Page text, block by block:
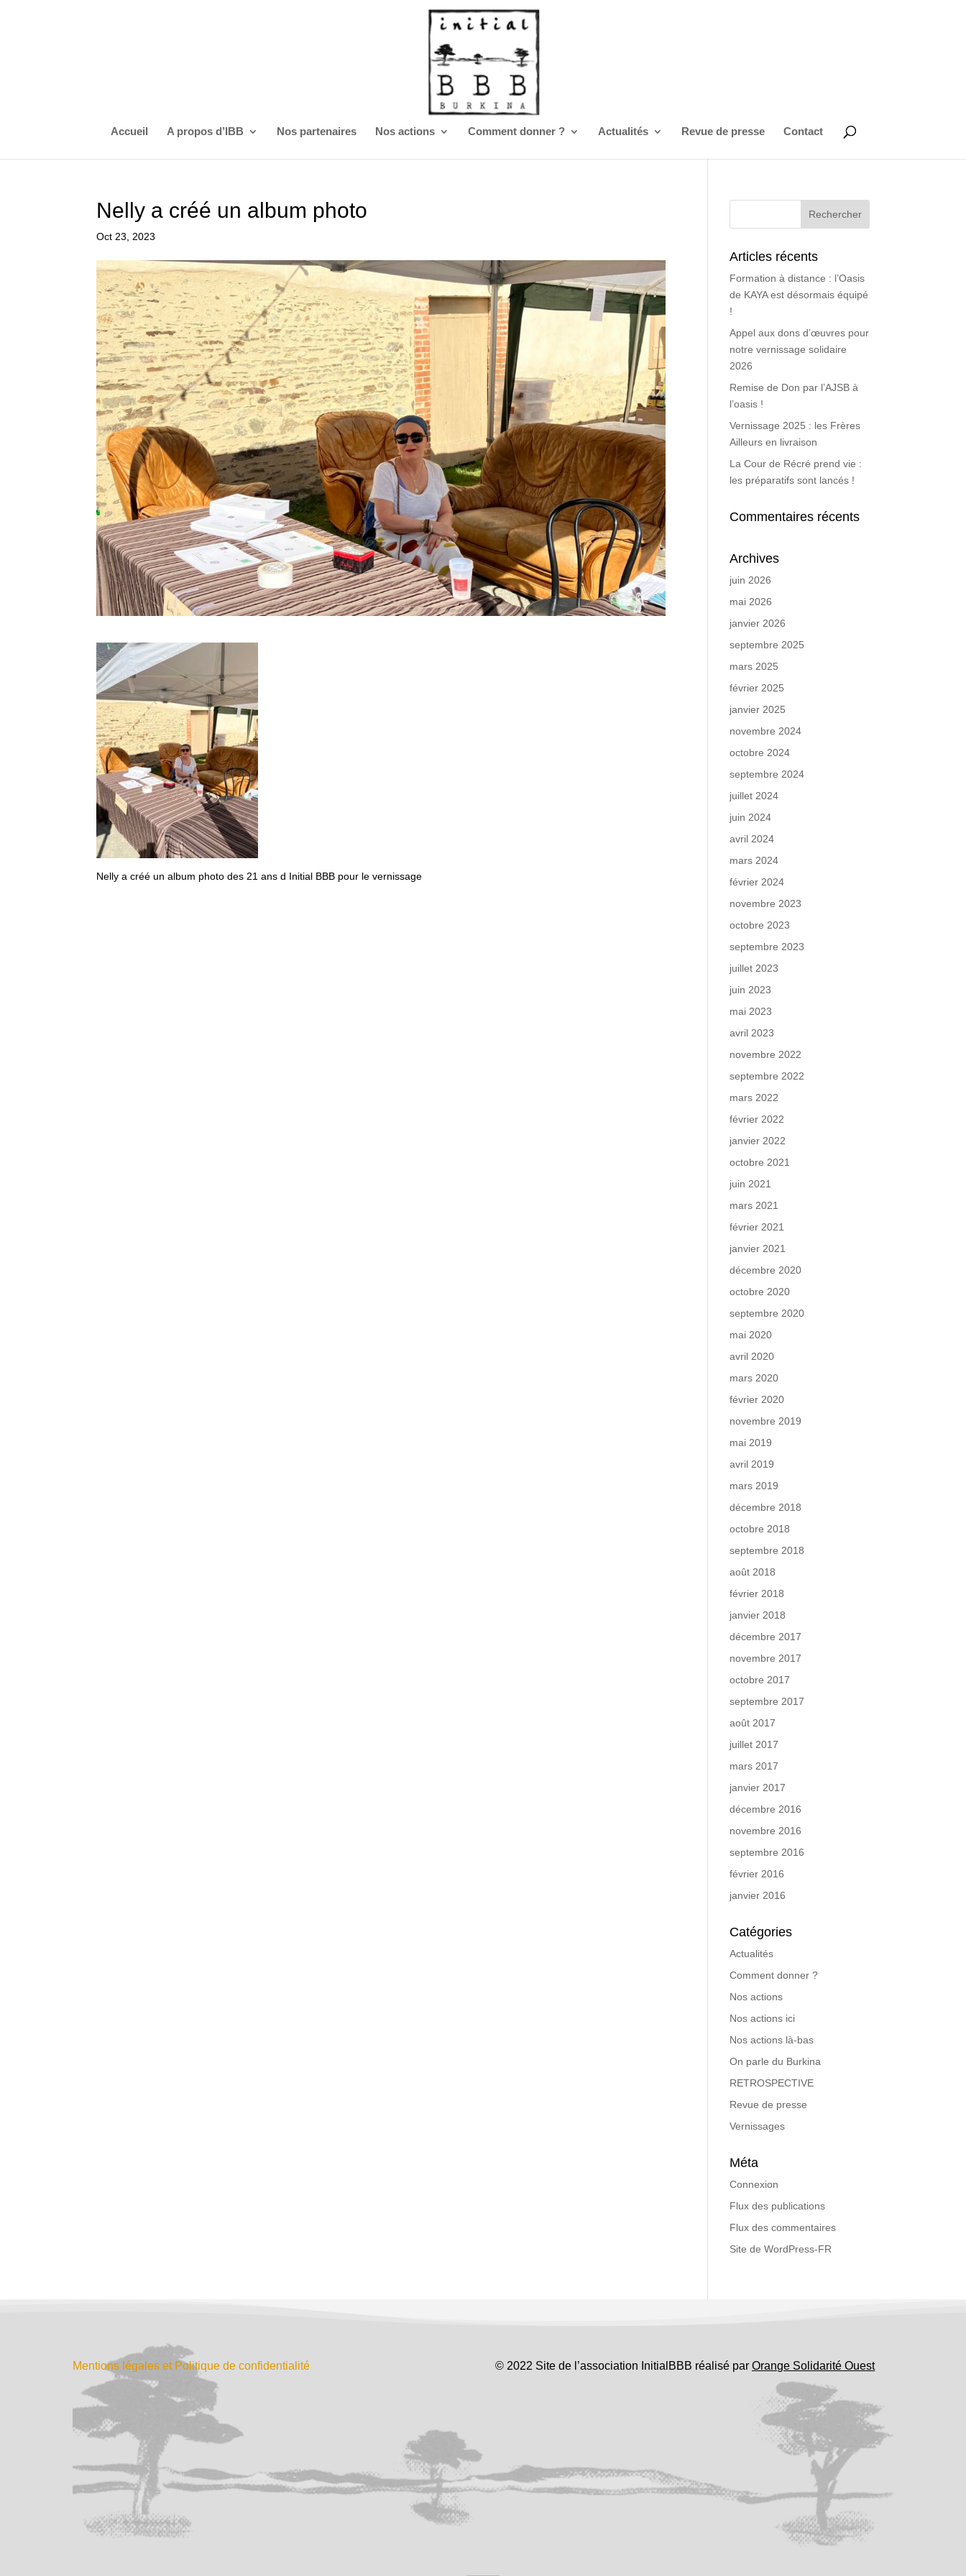
Accueil A propos d’IBB Nos partenaires Nos actions Comment donner ? Actualités Revue de presse Contact
Nelly a créé un album photo
Oct 23, 2023
Nelly a créé un album photo des 21 ans d Initial BBB pour le vernissage
Articles récents
Formation à distance : l’Oasis
de KAYA est désormais équipé
!
Appel aux dons d’œuvres pour
notre vernissage solidaire
2026
Remise de Don par l’AJSB à
l’oasis !
Vernissage 2025 : les Frères
Ailleurs en livraison
La Cour de Récré prend vie :
les préparatifs sont lancés !
Commentaires récents
Archives
juin 2026
mai 2026
janvier 2026
septembre 2025
mars 2025
février 2025
janvier 2025
novembre 2024
octobre 2024
septembre 2024
juillet 2024
juin 2024
avril 2024
mars 2024
février 2024
novembre 2023
octobre 2023
septembre 2023
juillet 2023
juin 2023
mai 2023
avril 2023
novembre 2022
septembre 2022
mars 2022
février 2022
janvier 2022
octobre 2021
juin 2021
mars 2021
février 2021
janvier 2021
décembre 2020
octobre 2020
septembre 2020
mai 2020
avril 2020
mars 2020
février 2020
novembre 2019
mai 2019
avril 2019
mars 2019
décembre 2018
octobre 2018
septembre 2018
août 2018
février 2018
janvier 2018
décembre 2017
novembre 2017
octobre 2017
septembre 2017
août 2017
juillet 2017
mars 2017
janvier 2017
décembre 2016
novembre 2016
septembre 2016
février 2016
janvier 2016
Catégories
Actualités
Comment donner ?
Nos actions
Nos actions ici
Nos actions là-bas
On parle du Burkina
RETROSPECTIVE
Revue de presse
Vernissages
Méta
Connexion
Flux des publications
Flux des commentaires
Site de WordPress-FR
Mentions légales et Politique de confidentialité © 2022 Site de l’association InitialBBB réalisé parOrange Solidarité Ouest